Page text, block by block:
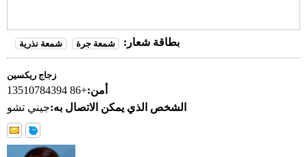
بطاقة شعار: شمعة جرة شمعة نذرية
زجاج ريكسين
أمن:+86 13510784394
الشخص الذي يمكن الاتصال به:جيني تشو